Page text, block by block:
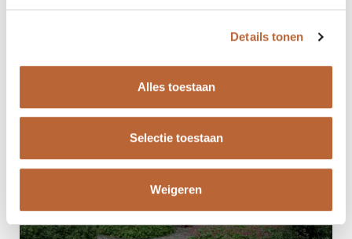
Details tonen
Alles toestaan
Selectie toestaan
Weigeren